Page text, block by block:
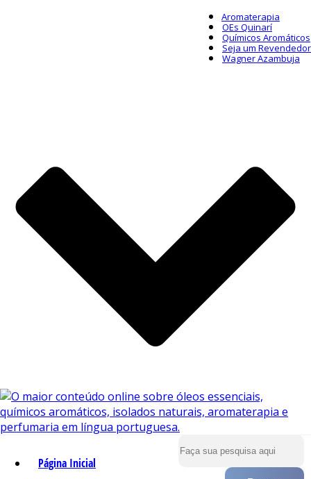
Aromaterapia
OEs Quinarí
Químicos Aromáticos
Seja um Revendedor
Wagner Azambuja
Página Inicial